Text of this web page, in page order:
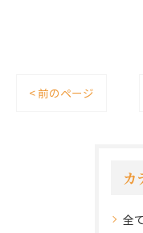
< 前のページ
カ
全